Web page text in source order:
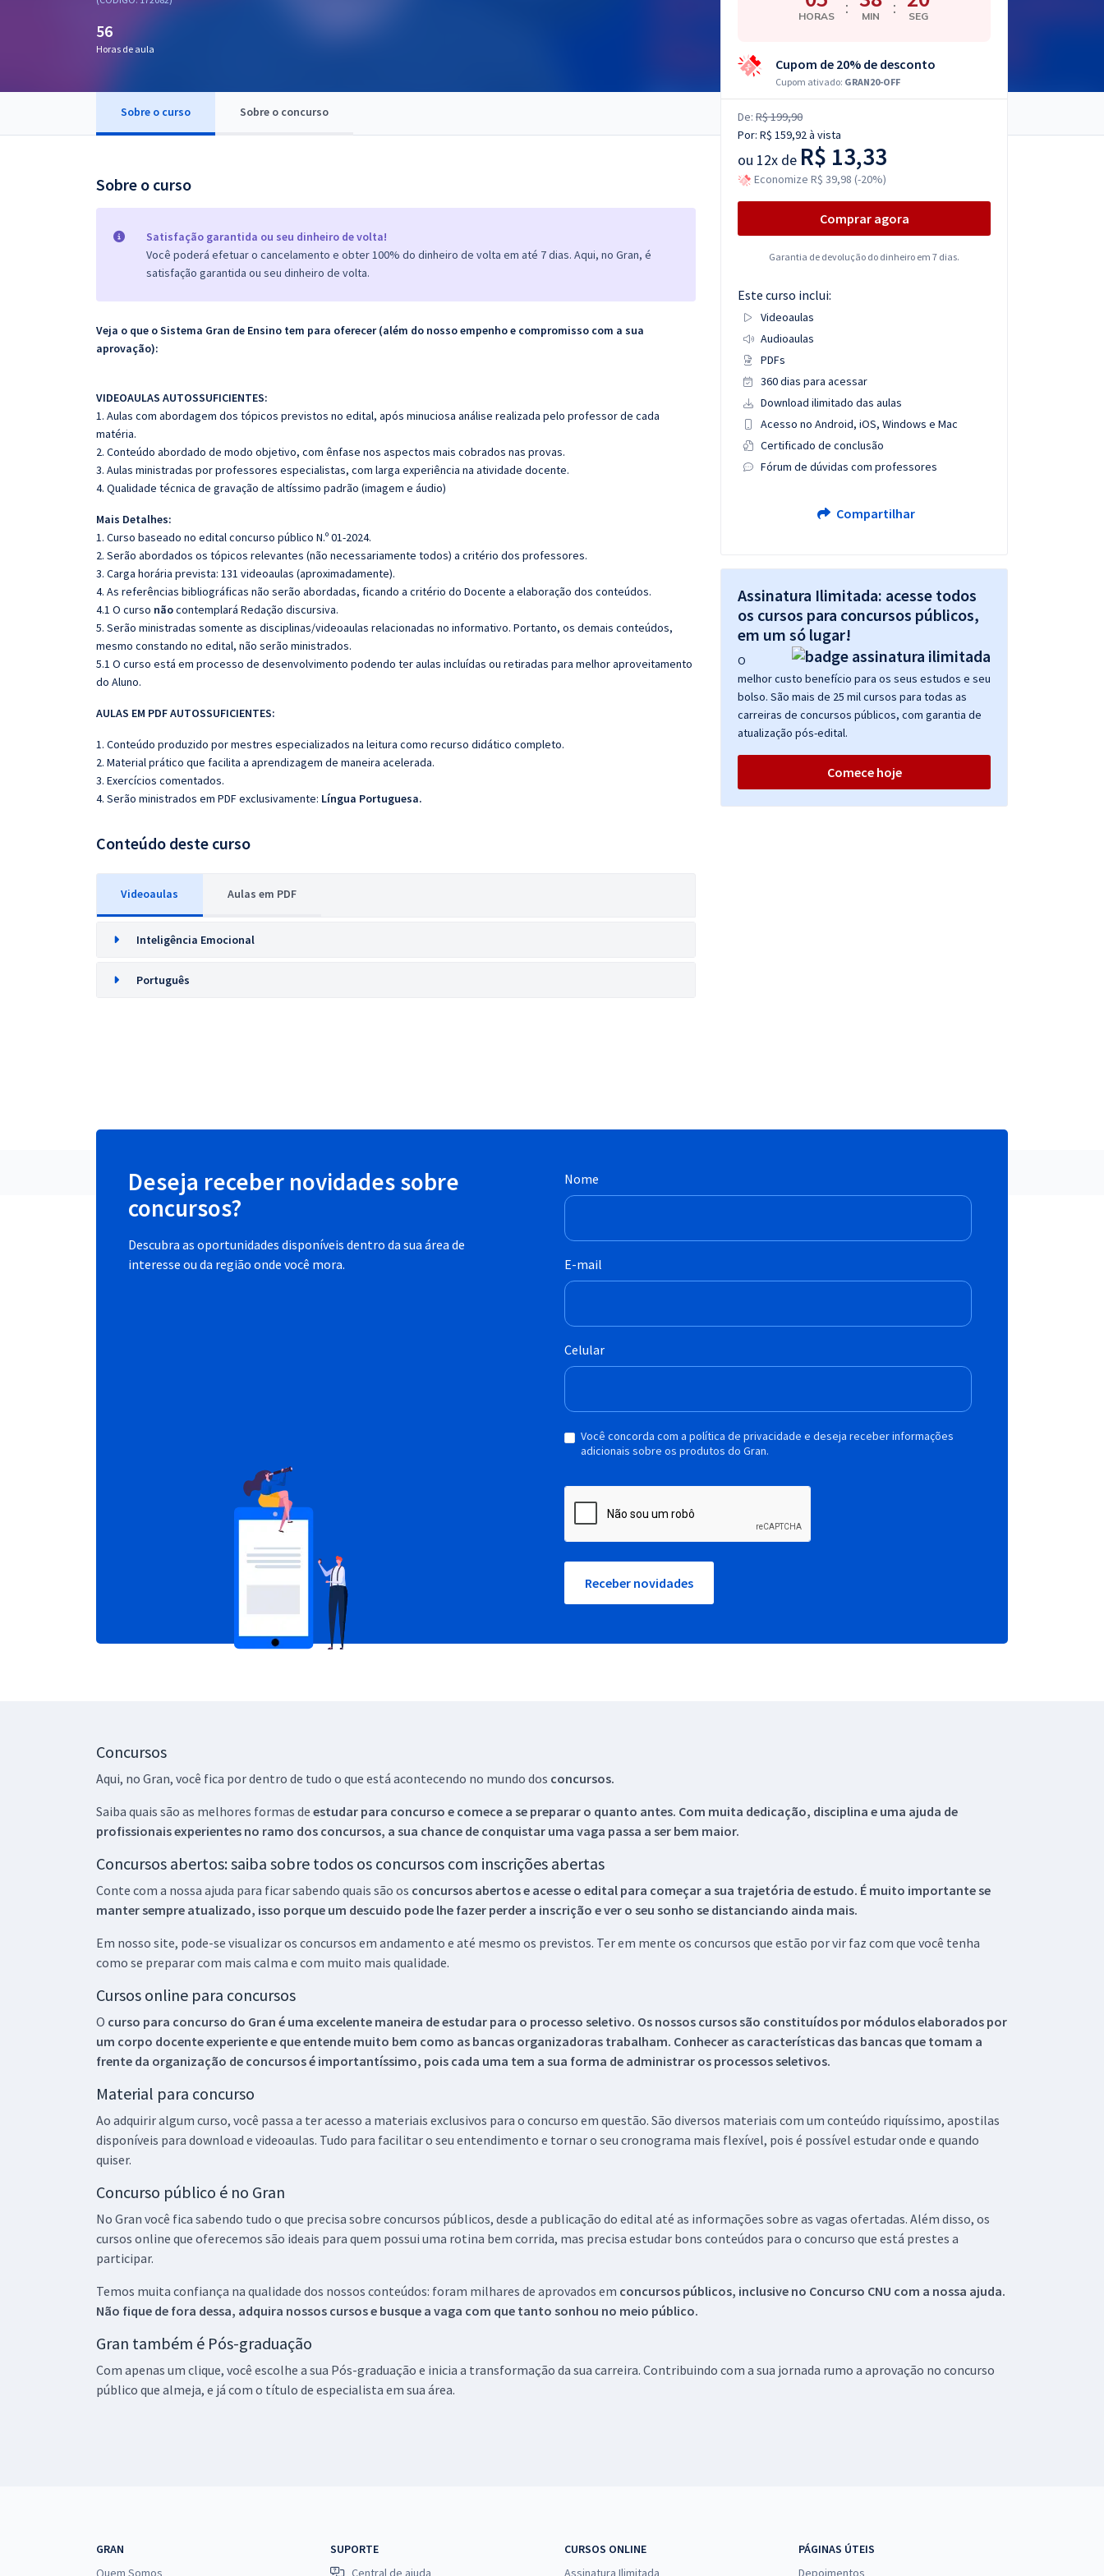
OAB
56
Horas de aula
Sobre o curso Sobre o concurso
Sobre o curso
Satisfação garantida ou seu dinheiro de volta!
Você poderá efetuar o cancelamento e obter 100% do dinheiro de volta em até 7 dias. Aqui, no Gran, é
satisfação garantida ou seu dinheiro de volta.
Veja o que o Sistema Gran de Ensino tem para oferecer (além do nosso empenho e compromisso com a sua
aprovação):
VIDEOAULAS AUTOSSUFICIENTES:
1. Aulas com abordagem dos tópicos previstos no edital, após minuciosa análise realizada pelo professor de cada
matéria.
2. Conteúdo abordado de modo objetivo, com ênfase nos aspectos mais cobrados nas provas.
3. Aulas ministradas por professores especialistas, com larga experiência na atividade docente.
4. Qualidade técnica de gravação de altíssimo padrão (imagem e áudio)
Mais Detalhes:
1. Curso baseado no edital concurso público N.º 01-2024.
2. Serão abordados os tópicos relevantes (não necessariamente todos) a critério dos professores.
3. Carga horária prevista: 131 videoaulas (aproximadamente).
4. As referências bibliográficas não serão abordadas, ficando a critério do Docente a elaboração dos conteúdos.
4.1 O curso nãocontemplará Redação discursiva.
5. Serão ministradas somente as disciplinas/videoaulas relacionadas no informativo. Portanto, os demais conteúdos,
mesmo constando no edital, não serão ministrados.
5.1 O curso está em processo de desenvolvimento podendo ter aulas incluídas ou retiradas para melhor aproveitamento
do Aluno.
AULAS EM PDF AUTOSSUFICIENTES:
1. Conteúdo produzido por mestres especializados na leitura como recurso didático completo.
2. Material prático que facilita a aprendizagem de maneira acelerada.
3. Exercícios comentados.
4. Serão ministrados em PDF exclusivamente: Língua Portuguesa.
Conteúdo deste curso
Videoaulas Aulas em PDF
Inteligência Emocional
Português
HORAS : MIN : SEG
Cupom de 20% de desconto
Cupom ativado: GRAN20-OFF
De: R$ 199,90
Por: R$ 159,92à vista
ou 12x de R$ 13,33
Economize R$ 39,98 (-20%)
Comprar agora
Garantia de devolução do dinheiro em 7 dias.
Este curso inclui:
Videoaulas
Audioaulas
PDFs
360 dias para acessar
Download ilimitado das aulas
Acesso no Android, iOS, Windows e Mac
Certificado de conclusão
Fórum de dúvidas com professores
Compartilhar
Assinatura Ilimitada: acesse todos
os cursos para concursos públicos,
em um só lugar!
O
melhor custo benefício para os seus estudos e seu
bolso. São mais de 25 mil cursos para todas as
carreiras de concursos públicos, com garantia de
atualização pós-edital.
Comece hoje
Deseja receber novidades sobre
concursos?
Descubra as oportunidades disponíveis dentro da sua área de
interesse ou da região onde você mora.
Nome
E-mail
Celular
Você concorda com a política de privacidade e deseja receber informações
adicionais sobre os produtos do Gran.
Receber novidades
Concursos
Aqui, no Gran, você fica por dentro de tudo o que está acontecendo no mundo dos concursos.
Saiba quais são as melhores formas de estudar para concurso e comece a se preparar o quanto antes. Com muita dedicação, disciplina e uma ajuda de
profissionais experientes no ramo dos concursos, a sua chance de conquistar uma vaga passa a ser bem maior.
Concursos abertos: saiba sobre todos os concursos com inscrições abertas
Conte com a nossa ajuda para ficar sabendo quais são os concursos abertos e acesse o edital para começar a sua trajetória de estudo. É muito importante se
manter sempre atualizado, isso porque um descuido pode lhe fazer perder a inscrição e ver o seu sonho se distanciando ainda mais.
Em nosso site, pode-se visualizar os concursos em andamento e até mesmo os previstos. Ter em mente os concursos que estão por vir faz com que você tenha
como se preparar com mais calma e com muito mais qualidade.
Cursos online para concursos
O curso para concurso do Gran é uma excelente maneira de estudar para o processo seletivo. Os nossos cursos são constituídos por módulos elaborados por
um corpo docente experiente e que entende muito bem como as bancas organizadoras trabalham. Conhecer as características das bancas que tomam a
frente da organização de concursos é importantíssimo, pois cada uma tem a sua forma de administrar os processos seletivos.
Material para concurso
Ao adquirir algum curso, você passa a ter acesso a materiais exclusivos para o concurso em questão. São diversos materiais com um conteúdo riquíssimo, apostilas
disponíveis para download e videoaulas. Tudo para facilitar o seu entendimento e tornar o seu cronograma mais flexível, pois é possível estudar onde e quando
quiser.
Concurso público é no Gran
No Gran você fica sabendo tudo o que precisa sobre concursos públicos, desde a publicação do edital até as informações sobre as vagas ofertadas. Além disso, os
cursos online que oferecemos são ideais para quem possui uma rotina bem corrida, mas precisa estudar bons conteúdos para o concurso que está prestes a
participar.
Temos muita confiança na qualidade dos nossos conteúdos: foram milhares de aprovados em concursos públicos, inclusive no Concurso CNU com a nossa ajuda.
Não fique de fora dessa, adquira nossos cursos e busque a vaga com que tanto sonhou no meio público.
Gran também é Pós-graduação
Com apenas um clique, você escolhe a sua Pós-graduação e inicia a transformação da sua carreira. Contribuindo com a sua jornada rumo a aprovação no concurso
público que almeja, e já com o título de especialista em sua área.
GRAN
Quem Somos
SUPORTE
Central de ajuda
CURSOS ONLINE
Assinatura Ilimitada
PÁGINAS ÚTEIS
Depoimentos